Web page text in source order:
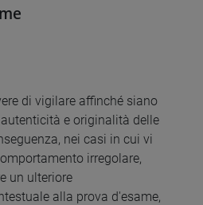
di vigilare affinché siano
e originalità delle
nei casi in cui vi
irregolare,
un ulteriore
alla prova d'esame,